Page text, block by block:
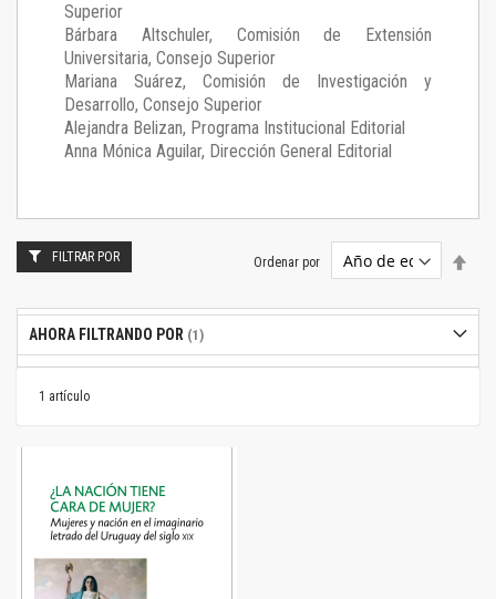
Superior
Bárbara Altschuler, Comisión de Extensión
Universitaria, Consejo Superior
Mariana Suárez, Comisión de Investigación y
Desarrollo, Consejo Superior
Alejandra Belizan, Programa Institucional Editorial
Anna Mónica Aguilar, Dirección General Editorial
1 artículo
Ordenar por
FILTRAR POR
AHORA FILTRANDO POR